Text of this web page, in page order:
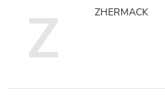
Z ZHERMACK